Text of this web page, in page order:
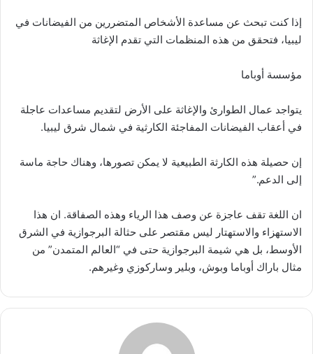
إذا كنت تبحث عن مساعدة الأشخاص المتضررين من الفيضانات في
ليبيا، فتحقق من هذه المنظمات التي تقدم الإغاثة
مؤسسة أوباما
يتواجد عمال الطوارئ والإغاثة على الأرض لتقديم مساعدات عاجلة
في أعقاب الفيضانات المفاجئة الكارثية في شمال شرق ليبيا.
إن حصيلة هذه الكارثة الطبيعية لا يمكن تصورها، وهناك حاجة ماسة
إلى الدعم.”
ان اللغة تقف عاجزة عن وصف هذا الرياء وهذه الصفاقة. ان هذا
الاستهزاء والاستهتار ليس مقتصر على حثالة البرجوازية في الشرق
الأوسط، بل هي شيمة البرجوازية حتى في “العالم المتمدن” من
مثال باراك أوباما وبوش، وبلير وساركوزي وغيرهم.